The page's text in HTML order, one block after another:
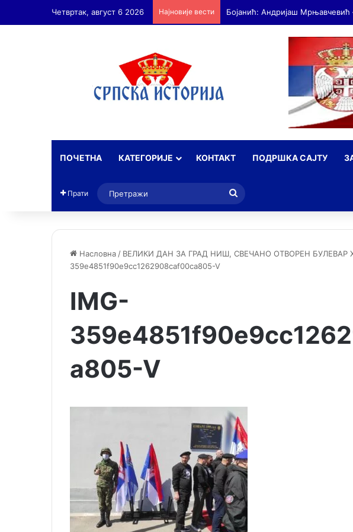
Четвртак, август 6 2026 Најновије вести
ПОЧЕТНА КАТЕГОРИЈЕ КОНТАКТ ПОДРШКА САЈТУ
Прати
Насловна / ВЕЛИКИ ДАН ЗА ГРАД НИШ, СВЕЧАНО ОТВОРЕН БУЛЕВАР
359e4851f90e9cc1262908caf00ca805-V
IMG-
a805-V